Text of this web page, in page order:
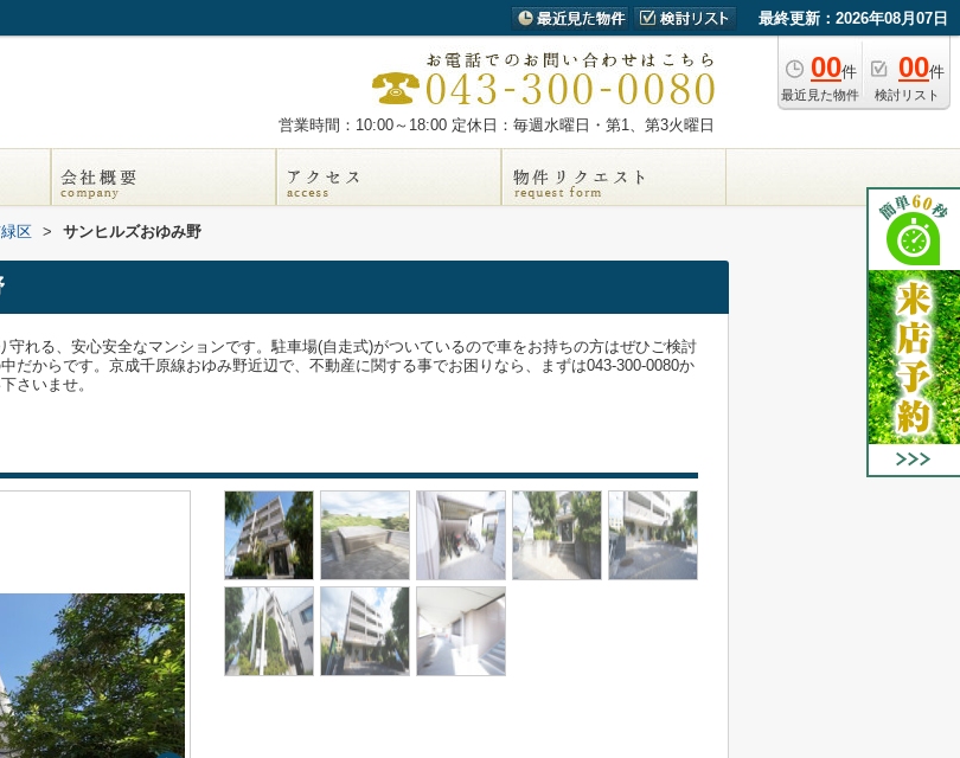
最終更新：2026年08月07日
00件
最近見た物件
00件
検討リスト
営業時間：10:00～18:00 定休日：毎週水曜日・第1、第3火曜日
区 > サンヒルズおゆみ野
れる、安心安全なマンションです。駐車場(自走式)がついているので車をお持ちの方はぜひご検討
だからです。京成千原線おゆみ野近辺で、不動産に関する事でお困りなら、まずは043-300-0080か
さいませ。